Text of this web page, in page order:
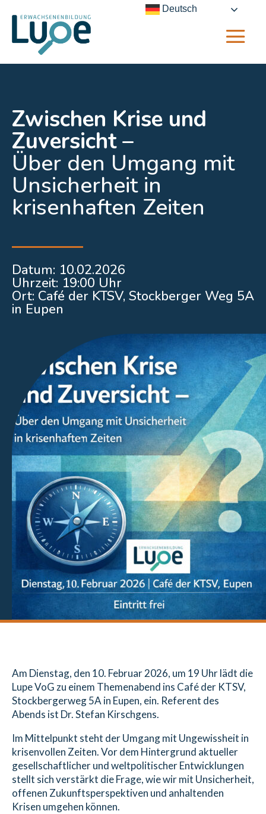
Zwischen Krise und
Zuversicht –
Über den Umgang mit
Unsicherheit in
krisenhaften Zeiten
Datum: 10.02.2026
Uhrzeit: 19:00 Uhr
Ort: Café der KTSV, Stockberger Weg 5A
in Eupen
Am Dienstag, den 10. Februar 2026, um 19 Uhr lädt die
Lupe VoG zu einem Themenabend ins Café der KTSV,
Stockbergerweg 5A in Eupen, ein. Referent des
Abends ist Dr. Stefan Kirschgens.
Im Mittelpunkt steht der Umgang mit Ungewissheit in
krisenvollen Zeiten. Vor dem Hintergrund aktueller
gesellschaftlicher und weltpolitischer Entwicklungen
stellt sich verstärkt die Frage, wie wir mit Unsicherheit,
offenen Zukunftsperspektiven und anhaltenden
Krisen umgehen können.
Deutsch